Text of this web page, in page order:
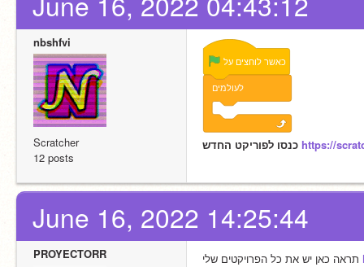
nbshfvi
Scratcher
12 posts
על לוחצים כאשר
לעולמים
https://
June 16, 2022 14:25:44
PROYECTORR